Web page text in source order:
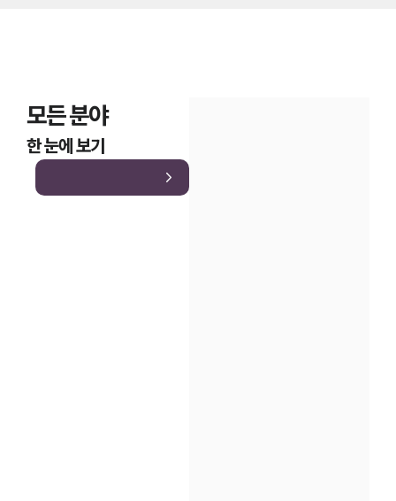
모든 분야
한 눈에 보기